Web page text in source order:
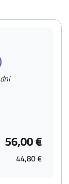
56,00 €
44,80 €